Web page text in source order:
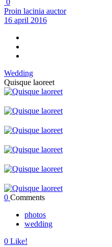
Proin lacinia auctor
16 april 2016
Wedding
Quisque laoreet
0 Comments
photos
wedding
0 Like!